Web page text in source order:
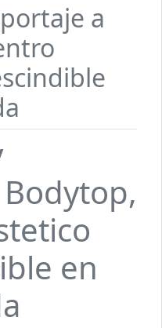
a
en